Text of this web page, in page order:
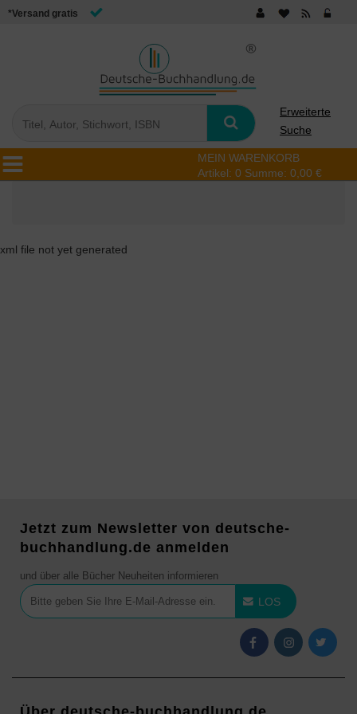
*Versand gratis
Erweiterte
Suche
MEIN WARENKORB
Artikel: 0 Summe: 0,00 €
xml file not yet generated
Jetzt zum Newsletter von deutsche-
buchhandlung.de anmelden
und über alle Bücher Neuheiten informieren
LOS